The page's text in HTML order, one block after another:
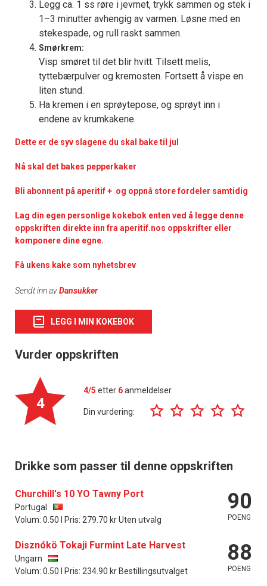
Legg ca. 1 ss røre i jevrnet, trykk sammen og stek i
1–3 minutter avhengig av varmen. Løsne med en
stekespade, og rull raskt sammen.
Smørkrem:
Visp smøret til det blir hvitt. Tilsett melis,
tyttebærpulver og kremosten. Fortsett å vispe en
liten stund.
Ha kremen i en sprøytepose, og sprøyt inn i
endene av krumkakene.
Dette er de syv slagene du skal bake til jul
Nå skal det bakes pepperkaker
Bli abonnent på aperitif + og oppnå store fordeler samtidig
Lag din egen personlige kokebok enten ved å legge denne
oppskriften direkte inn fra aperitif.nos oppskrifter eller
komponere dine egne.
Få ukens kake som nyhetsbrev
Sendt inn avDansukker
LEGG I MIN KOKEBOK
Vurder oppskriften
4
4/5 etter 6anmeldelser
Din vurdering:
Drikke som passer til denne oppskriften
Churchill's 10 YO Tawny Port
Portugal
Volum: 0.50 l Pris: 279.70 kr Uten utvalg
90
POENG
Disznókö Tokaji Furmint Late Harvest
Ungarn
Volum: 0.50 l Pris: 234.90 kr Bestillingsutvalget
88
POENG